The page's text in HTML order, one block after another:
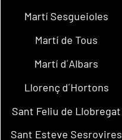
Martí Sesgueioles
Martí de Tous
Martí d´Albars
Llorenç d´Hortons
Sant Feliu de Llobregat
Sant Esteve Sesrovires